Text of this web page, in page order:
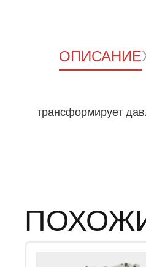
ОПИСАНИЕ
трансформирует